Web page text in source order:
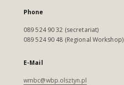
Phone
089 524 90 32 (secretariat)
089 524 90 48 (Regional Workshop)
E-Mail
wmbc@wbp.olsztyn.pl